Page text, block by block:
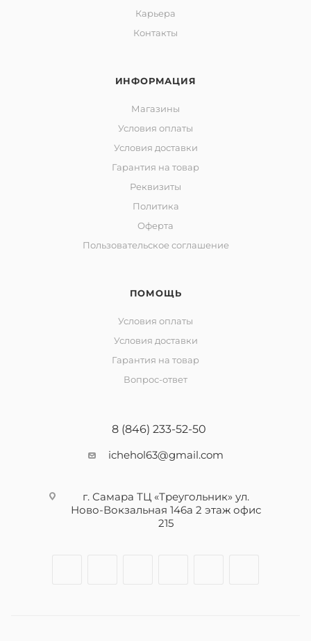
Карьера
Контакты
ИНФОРМАЦИЯ
Магазины
Условия оплаты
Условия доставки
Гарантия на товар
Реквизиты
Политика
Оферта
Пользовательское соглашение
ПОМОЩЬ
Условия оплаты
Условия доставки
Гарантия на товар
Вопрос-ответ
8 (846) 233-52-50
ichehol63@gmail.com
г. Самара ТЦ «Треугольник» ул.
Ново-Вокзальная 146а 2 этаж офис
215